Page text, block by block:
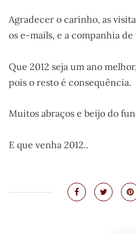
Agradecer o carinho, as
os e-mails, e a companhia de
Que 2012 seja um ano
pois o resto é consequência.
Muitos abraços e beijo do
E que venha 2012..